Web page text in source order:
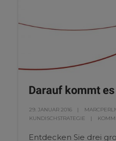
Darauf kommt es
29. JANUAR 2016
KUNDISCHSTRATEGIE
Entdecken Sie drei